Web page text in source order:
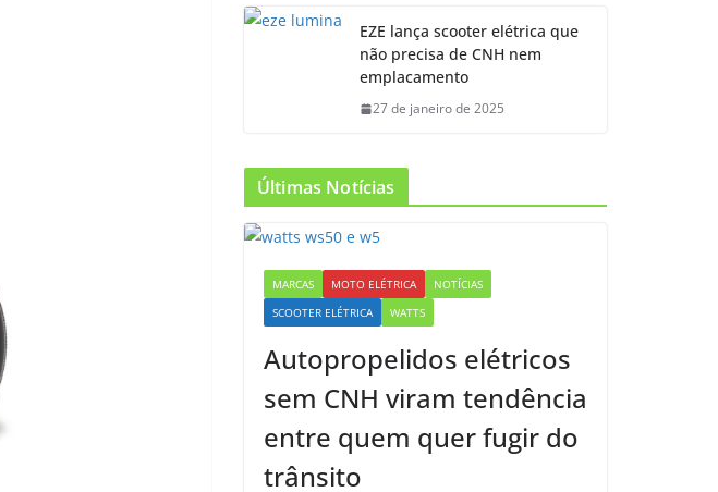
EZE lança scooter elétrica que
não precisa de CNH nem
emplacamento
27 de janeiro de 2025
Últimas Notícias
MARCAS MOTO ELÉTRICA
NOTÍCIAS
SCOOTER ELÉTRICA
WATTS
Autopropelidos elétricos
sem CNH viram tendência
entre quem quer fugir do
trânsito